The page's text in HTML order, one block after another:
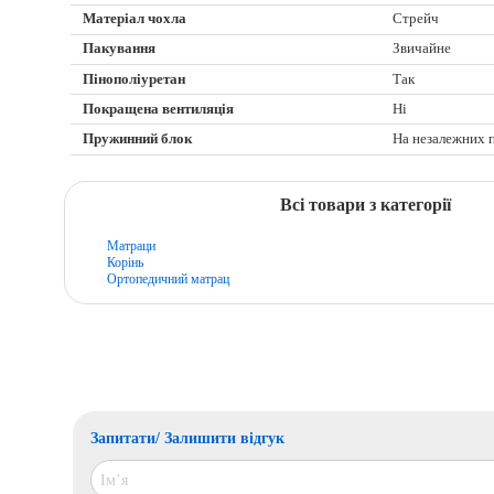
Матеріал чохла
Стрейч
Пакування
Звичайне
Пінополіуретан
Так
Покращена вентиляція
Ні
Пружинний блок
На незалежних
Всі товари з категорії
Матраци
Корінь
Ортопедичний матрац
Запитати/ Залишити відгук